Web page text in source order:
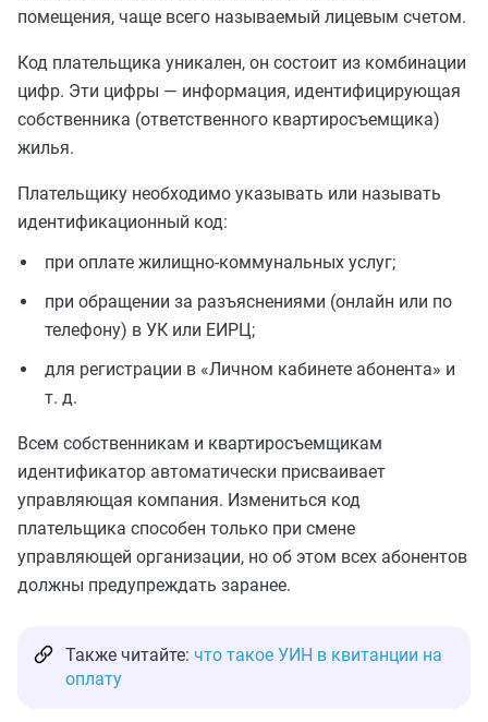
помещения, чаще всего называемый лицевым счетом.
Код плательщика уникален, он состоит из комбинации
цифр. Эти цифры — информация, идентифицирующая
собственника (ответственного квартиросъемщика)
жилья.
Плательщику необходимо указывать или называть
идентификационный код:
при оплате жилищно-коммунальных услуг;
при обращении за разъяснениями (онлайн или по
телефону) в УК или ЕИРЦ;
для регистрации в «Личном кабинете абонента» и
т. д.
Всем собственникам и квартиросъемщикам
идентификатор автоматически присваивает
управляющая компания. Измениться код
плательщика способен только при смене
управляющей организации, но об этом всех абонентов
должны предупреждать заранее.
Также читайте: что такое УИН в квитанции на
оплату